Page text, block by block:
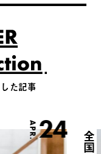
た記事
APR.24 全国